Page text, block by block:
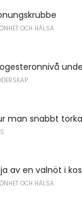
OCH HÄLSA
man snabbt
av en valnöt i
OCH HÄLSA